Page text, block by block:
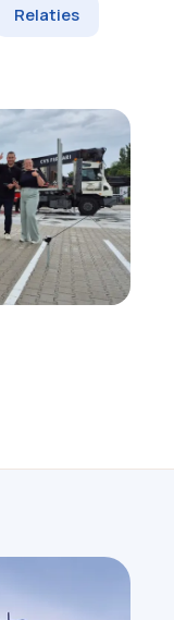
Relaties